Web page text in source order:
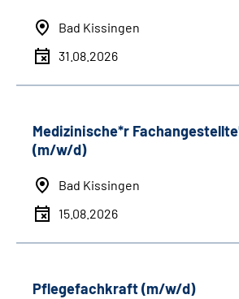
Bad Kissingen
31.08.2026
Medizinische*r
(m/w/d)
Bad Kissingen
15.08.2026
Pflegefachkraft (m/w/d)